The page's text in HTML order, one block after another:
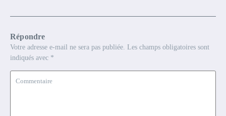
Répondre
Votre adresse e-mail ne sera pas publiée. Les champs obligatoires sont
indiqués avec *